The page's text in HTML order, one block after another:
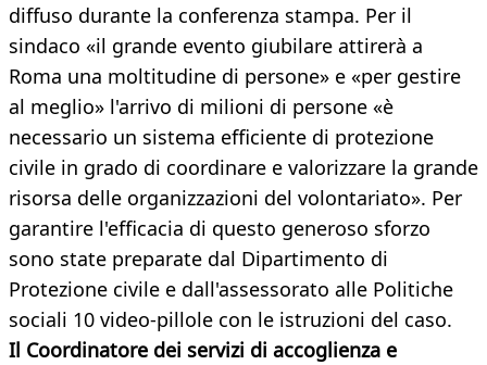
diffuso durante la conferenza stampa. Per il
sindaco «il grande evento giubilare attirerà a
Roma una moltitudine di persone» e «per gestire
al meglio» l'arrivo di milioni di persone «è
necessario un sistema efficiente di protezione
civile in grado di coordinare e valorizzare la grande
risorsa delle organizzazioni del volontariato». Per
garantire l'efficacia di questo generoso sforzo
sono state preparate dal Dipartimento di
Protezione civile e dall'assessorato alle Politiche
sociali 10 video-pillole con le istruzioni del caso.
Il Coordinatore dei servizi di accoglienza e